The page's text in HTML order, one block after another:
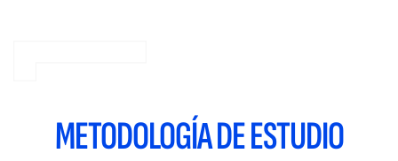
METODOLOGÍA DE ESTUDIO